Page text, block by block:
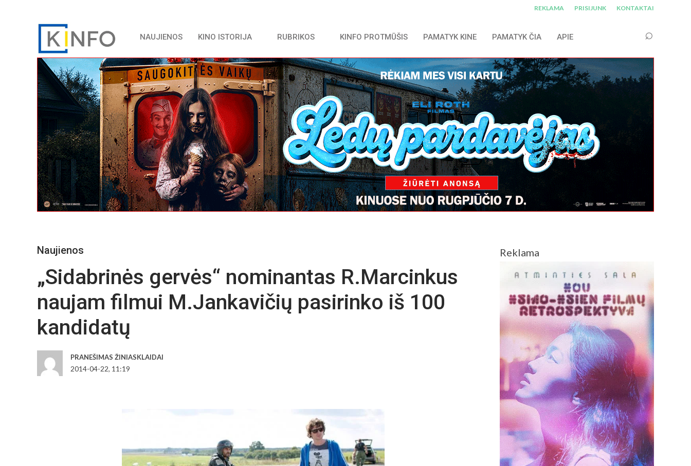
REKLAMA PRISIJUNK KONTAKTAI
NAUJIENOS KINO ISTORIJA RUBRIKOS KINFO PROTMŪŠIS PAMATYK KINE PAMATYK ČIA APIE
Naujienos
„Sidabrinės gervės“ nominantas R.Marcinkus
naujam filmui M.Jankavičių pasirinko iš 100
kandidatų
PRANEŠIMAS ŽINIASKLAIDAI
2014-04-22, 11:19
Reklama